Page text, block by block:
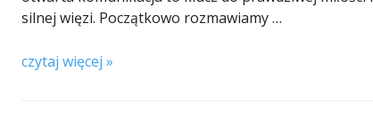
silnej więzi. Początkowo rozmawiamy …
czytaj więcej »